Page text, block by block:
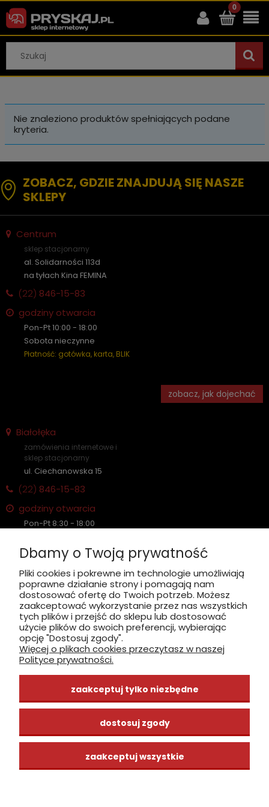
Nie znaleziono produktów spełniających podane
kryteria.
ZOBACZ, GDZIE ZNAJDUJĄ SIĘ NASZE
SKLEPY
Centrum
sklep stacjonarny
al. Solidarności 113d
na tyłach Kina FEMINA
(22) 846-15-83
godziny otwarcia
Pon-Pt 10:00 - 18:00
Sobota nieczynne
Płatność: gotówka, karta, BLIK
zobacz, jak dojechać
Białołęka
zamówienia internetowe i
sklep stacjonarny
ul. Ciechanowska 15
(22) 846-15-83
godziny otwarcia
Pon-Pt 8:30 - 18:00
Płatność: gotówka, karta, BLIK
zobacz, jak dojechać
INFORMACJE
ZAKUPY
CENTRUM WIEDZY
Dbamy o Twoją prywatność
Pliki cookies i pokrewne im technologie umożliwiają
poprawne działanie strony i pomagają nam
dostosować ofertę do Twoich potrzeb. Możesz
zaakceptować wykorzystanie przez nas wszystkich
tych plików i przejść do sklepu lub dostosować
użycie plików do swoich preferencji, wybierając
opcję "Dostosuj zgody".
Więcej o plikach cookies przeczytasz w naszej
Polityce prywatności.
zaakceptuj tylko niezbędne
dostosuj zgody
zaakceptuj wszystkie